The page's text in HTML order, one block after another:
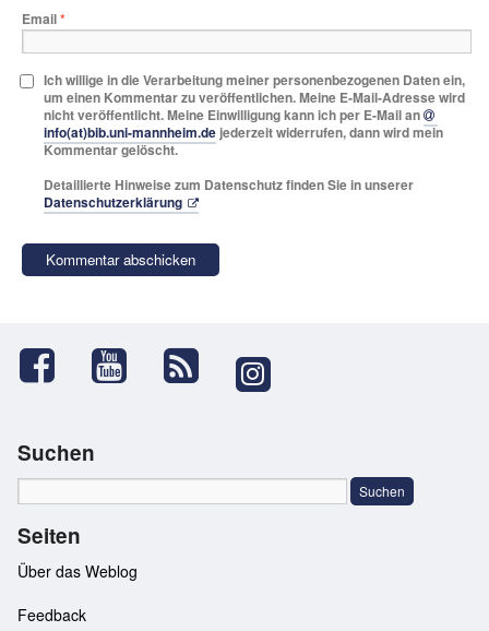
Email*
Ich willige in die Verarbeitung meiner personenbezogenen Daten ein,
um einen Kommentar zu veröffentlichen. Meine E-Mail-Adresse wird
nicht veröffentlicht. Meine Einwilligung kann ich per E-Mail an
info(at)bib.uni-mannheim.de jederzeit widerrufen, dann wird mein
Kommentar gelöscht.
Detaillierte Hinweise zum Datenschutz finden Sie in unserer
Datenschutzerklärung
Suchen
Seiten
Über das Weblog
Feedback